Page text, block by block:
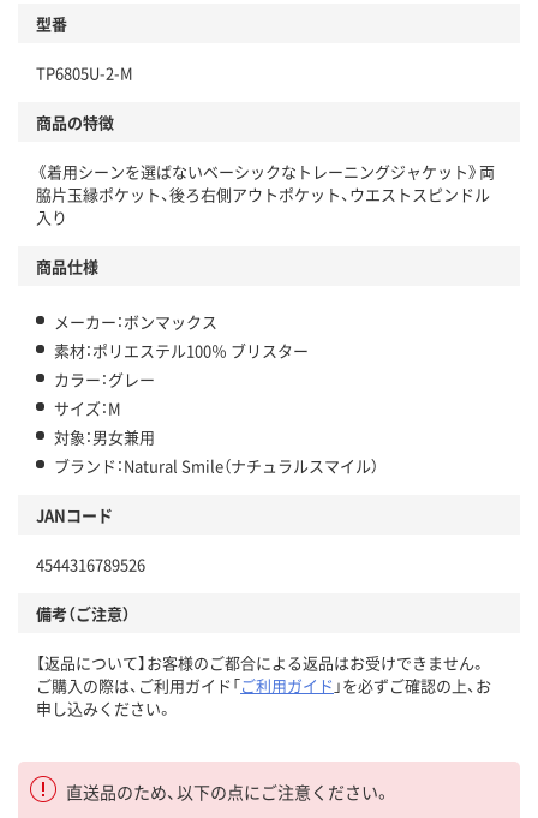
型番
TP6805U-2-M
商品の特徴
《着用シーンを選ばないベーシックなトレーニングジャケット》両
脇片玉縁ポケット、後ろ右側アウトポケット、ウエストスピンドル
入り
商品仕様
メーカー：ボンマックス
素材：ポリエステル100％ ブリスター
カラー：グレー
サイズ：M
対象：男女兼用
ブランド：Natural Smile（ナチュラルスマイル）
JANコード
4544316789526
備考（ご注意）
【返品について】お客様のご都合による返品はお受けできません。
ご購入の際は、ご利用ガイド「ご利用ガイド 」を必ずご確認の上、お
申し込みください。
直送品のため、以下の点にご注意ください。